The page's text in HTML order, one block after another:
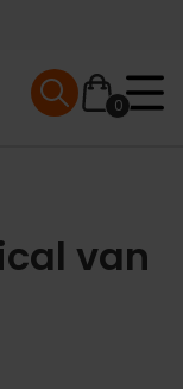
0
Mobile menu
van